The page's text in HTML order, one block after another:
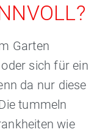
Garten
sich für ein
da nur diese
tummeln
wie